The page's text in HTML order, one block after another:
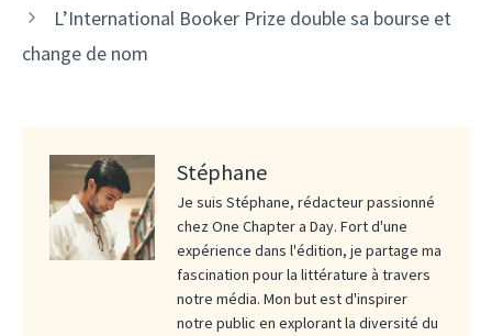
L’International Booker Prize double sa bourse et
change de nom
Stéphane
Je suis Stéphane, rédacteur passionné
chez One Chapter a Day. Fort d'une
expérience dans l'édition, je partage ma
fascination pour la littérature à travers
notre média. Mon but est d'inspirer
notre public en explorant la diversité du